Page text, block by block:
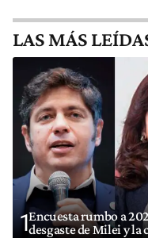
LAS MÁS
1Encuesta rumbo a
desgaste de Milei y la